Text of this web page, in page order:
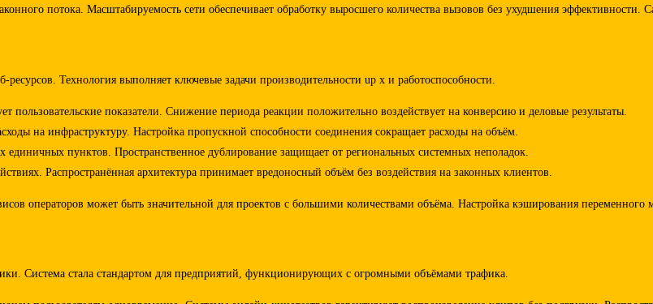
потока. Масштабируемость сети обеспечивает обработку выросшего количества вызовов без ухудшения
Технология выполняет ключевые задачи производительности up x и работоспособности.
пользовательские показатели. Снижение периода реакции положительно воздействует на конверсию и деловые результаты.
на инфраструктуру. Настройка пропускной способности соединения сокращает расходы на объём.
единичных пунктов. Пространственное дублирование защищает от региональных системных неполадок.
Распространённая архитектура принимает вредоносный объём без воздействия на законных клиентов.
операторов может быть значительной для проектов с большими количествами объёма. Настройка кэширования
Система стала стандартом для предприятий, функционирующих с огромными объёмами трафика.